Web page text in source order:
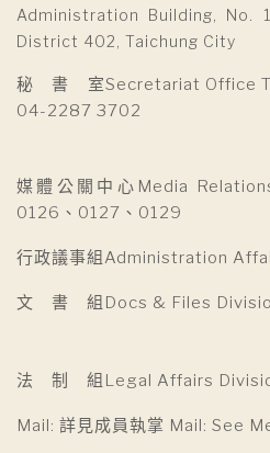
Administration Building, No.
District 402, Taichung City
秘 書 室Secretariat Office
04-2287 3702
媒體公關中心Media
0126、0127、0129
行政議事組Administration
文 書 組Docs & Files
法 制 組Legal Affairs
Mail: 詳見成員執掌 Mail: See